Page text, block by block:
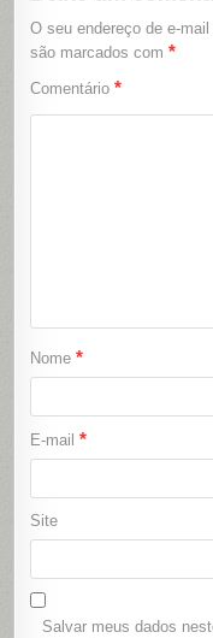
O seu endereço de e-
são marcados com*
Comentário*
Nome*
E-mail*
Site
Salvar meus dados